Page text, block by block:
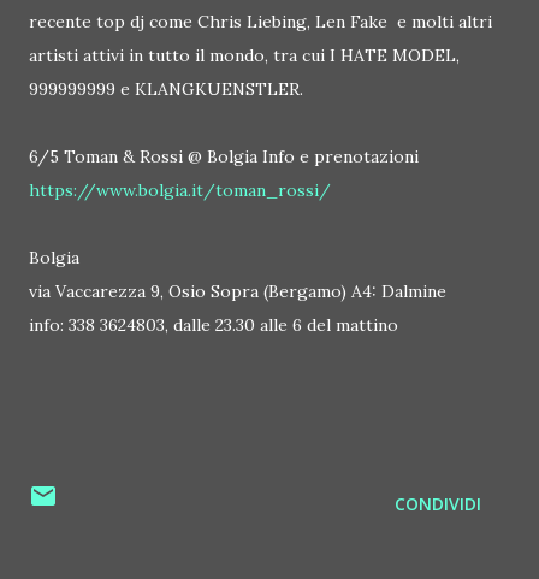
recente top dj come Chris Liebing, Len Fake e molti altri
artisti attivi in tutto il mondo, tra cui I HATE MODEL,
999999999 e KLANGKUENSTLER.
6/5 Toman & Rossi @ Bolgia Info e prenotazioni
https://www.bolgia.it/toman_rossi/
Bolgia
via Vaccarezza 9, Osio Sopra (Bergamo) A4: Dalmine
info: 338 3624803, dalle 23.30 alle 6 del mattino
CONDIVIDI